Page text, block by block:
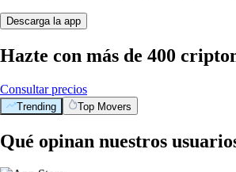
Descarga la app
Hazte con más de 400
Consultar precios
Trending Top Movers
Qué opinan nuestros